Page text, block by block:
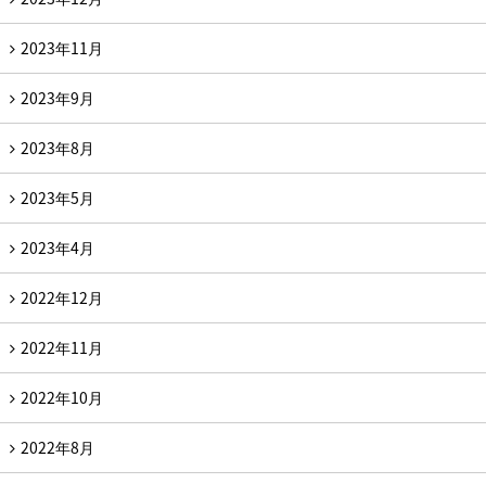
2023年11月
2023年9月
2023年8月
2023年5月
2023年4月
2022年12月
2022年11月
2022年10月
2022年8月